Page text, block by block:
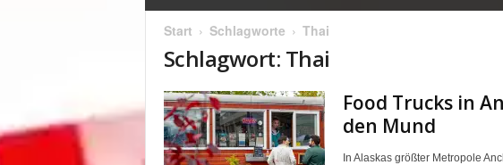
Start Schlagworte Thai
Schlagwort: Thai
Food Trucks in
den Mund
In Alaskas größter Metropole